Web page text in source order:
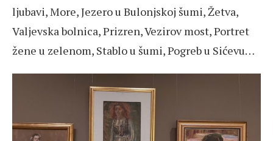
ljubavi, More, Jezero u Bulonjskoj šumi, Žetva,
Valjevska bolnica, Prizren, Vezirov most, Portret
žene u zelenom, Stablo u šumi, Pogreb u Sićevu…